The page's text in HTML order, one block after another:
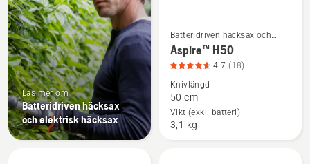
Läs mer om
Batteridriven häcksax
och elektrisk häcksax
Se
mer
information
om
Aspire™
H50,
Batteridriven häcksax och
elektrisk häcksax
Aspire™ H50
4.7 (18)
Knivlängd
50 cm
Vikt (exkl. batteri)
3,1 kg